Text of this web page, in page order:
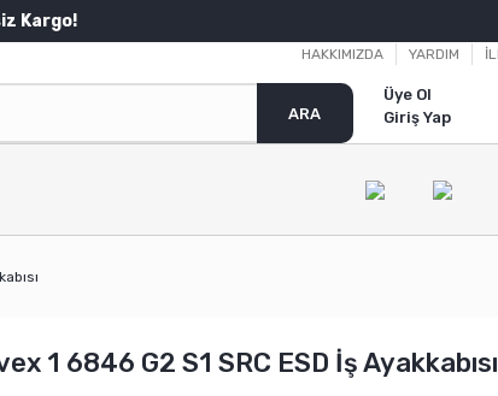
Kargo!
HAKKIMIZDA YARDIM
ARA
Üye Ol
Giriş Yap
1 6846 G2 S1 SRC ESD İş Ayakkabısı